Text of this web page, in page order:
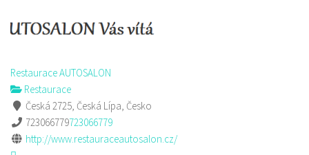
Restaurace AUTOSALON
Restaurace
Česká 2725, Česká Lípa, Česko
723066779723066779
http://www.restauraceautosalon.cz/